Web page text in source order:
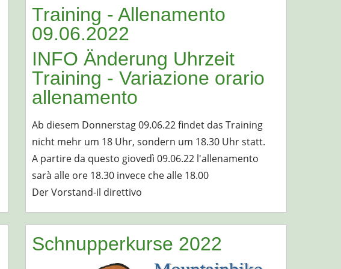
Training - Allenamento
09.06.2022
INFO Änderung Uhrzeit
Training - Variazione orario
allenamento
Ab diesem Donnerstag 09.06.22 findet das Training
nicht mehr um 18 Uhr, sondern um 18.30 Uhr statt.
A partire da questo giovedì 09.06.22 l'allenamento
sarà alle ore 18.30 invece che alle 18.00
Der Vorstand-il direttivo
Schnupperkurse 2022